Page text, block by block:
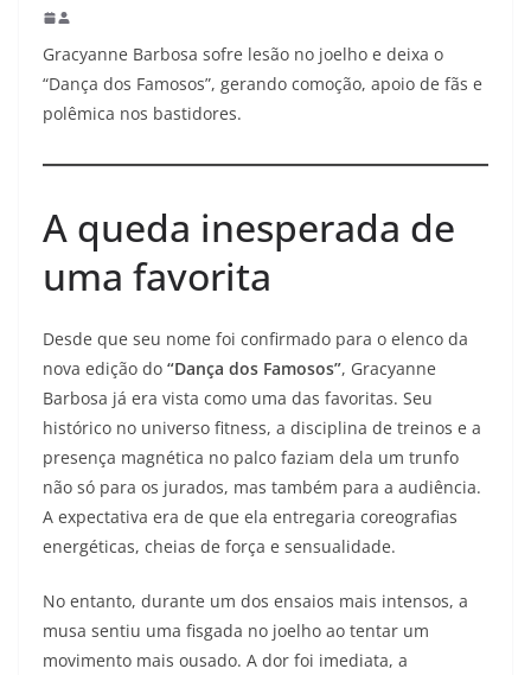
Gracyanne Barbosa sofre lesão no joelho e deixa o
“Dança dos Famosos”, gerando comoção, apoio de fãs e
polêmica nos bastidores.
A queda inesperada de
uma favorita
Desde que seu nome foi confirmado para o elenco da
nova edição do “Dança dos Famosos”, Gracyanne
Barbosa já era vista como uma das favoritas. Seu
histórico no universo fitness, a disciplina de treinos e a
presença magnética no palco faziam dela um trunfo
não só para os jurados, mas também para a audiência.
A expectativa era de que ela entregaria coreografias
energéticas, cheias de força e sensualidade.
No entanto, durante um dos ensaios mais intensos, a
musa sentiu uma fisgada no joelho ao tentar um
movimento mais ousado. A dor foi imediata, a